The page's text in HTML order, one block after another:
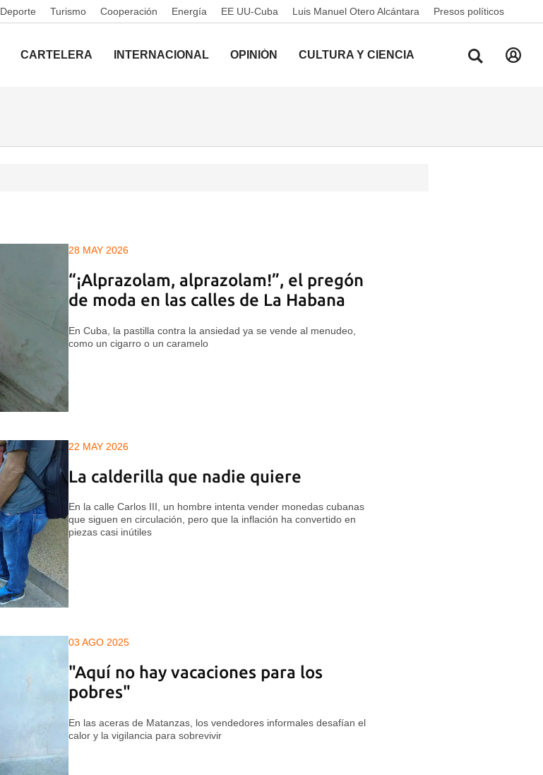
Deporte Turismo Cooperación Energía EE UU-Cuba Luis Manuel Otero Alcántara Presos políticos
CARTELERA INTERNACIONAL OPINIÓN CULTURA Y CIENCIA
28 MAY 2026
“¡Alprazolam, alprazolam!”, el pregón
de moda en las calles de La Habana
En Cuba, la pastilla contra la ansiedad ya se vende al menudeo,
como un cigarro o un caramelo
22 MAY 2026
La calderilla que nadie quiere
En la calle Carlos III, un hombre intenta vender monedas cubanas
que siguen en circulación, pero que la inflación ha convertido en
piezas casi inútiles
03 AGO 2025
"Aquí no hay vacaciones para los
pobres"
En las aceras de Matanzas, los vendedores informales desafían el
calor y la vigilancia para sobrevivir